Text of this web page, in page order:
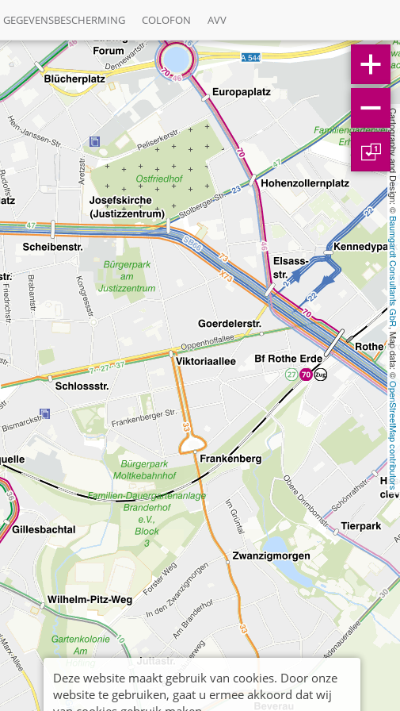
GEGEVENSBESCHERMING COLOFON AVV
Cartography and Design: ©
Baumgardt Consultants GbR
, Map data: ©
OpenStreetMap contributors
1
Deze website maakt gebruik van cookies. Door onze
website te gebruiken, gaat u ermee akkoord dat wij